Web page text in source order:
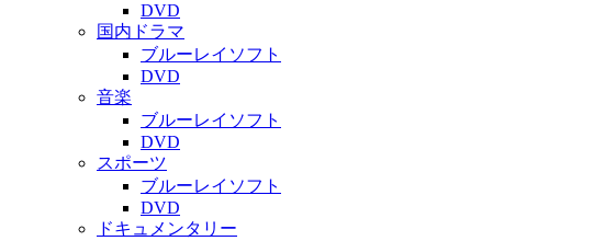
DVD
国内ドラマ
ブルーレイソフト
DVD
音楽
ブルーレイソフト
DVD
スポーツ
ブルーレイソフト
DVD
ドキュメンタリー